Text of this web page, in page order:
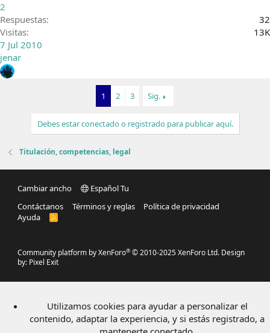
2
Respuestas
32
Visitas
13K
7 Jul 2010
jenar
1 2 3 Sig.
Debes estar conectado o registrado para publicar aquí.
Titulación, competencias, legal
Cambiar ancho
Español Tu
Contáctanos
Términos y reglas
Política de privacidad
Ayuda
R
Community platform by XenForo® © 2010-2025 XenForo Ltd. Design
by: Pixel Exit
Utilizamos cookies para ayudar a personalizar el
contenido, adaptar la experiencia, y si estás registrado, a